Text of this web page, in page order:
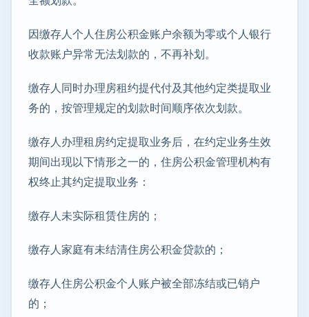
因缴存人个人住房公积金账户余额为零或个人银行
收款账户异常无法划款的，不再补划。
缴存人同时办理房租约提代付及其他约定类提取业
务的，按管理规定的划款时间顺序依次划款。
缴存人办理租房约定提取业务后，在约定业务生效
期间出现以下情形之一的，住房公积金管理机构有
权终止其约定提取业务：
缴存人未实际租赁住房的；
缴存人家庭有未结清住房公积金贷款的；
缴存人住房公积金个人账户被全部冻结或已销户
的；